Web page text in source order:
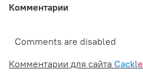
Комментарии
Comments are disabled
Комментарии для сайта Cackle